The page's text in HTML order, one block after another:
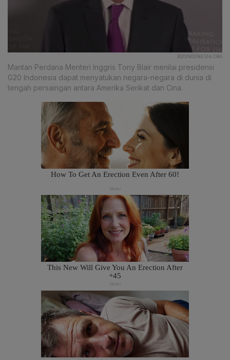
B20INDONESIA.ORG
Mantan Perdana Menteri Inggris Tony Blair menilai presidensi
G20 Indonesia dapat menyatukan negara-negara di dunia di
tengah persaingan antara Amerika Serikat dan Cina.